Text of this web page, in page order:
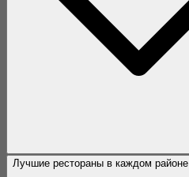
Лучшие рестораны в каждом районе